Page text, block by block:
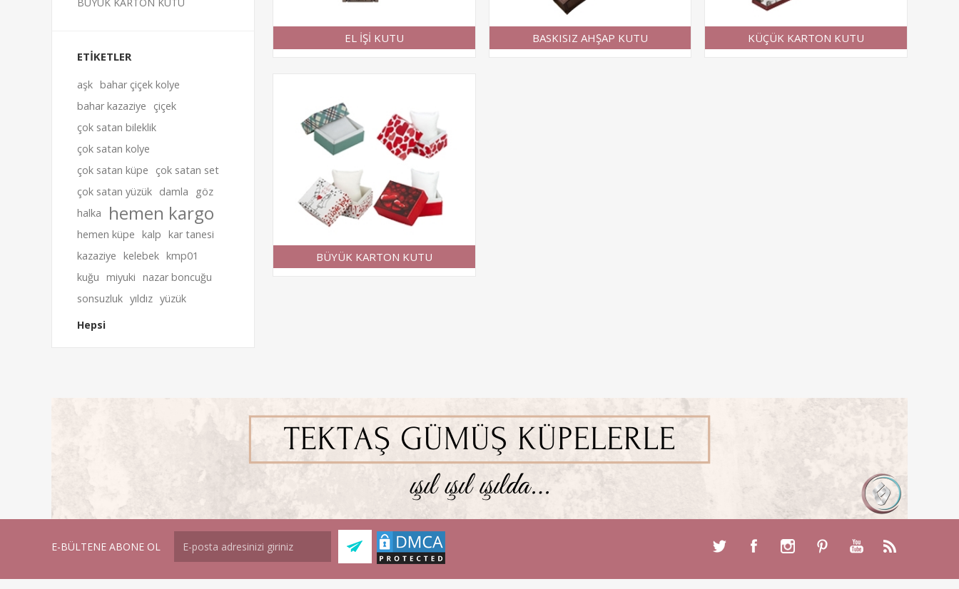
EL İŞİ KUTU BASKISIZ AHŞAP KUTU KÜÇÜK KARTON KUTU
BÜYÜK KARTON KUTU
ETİKETLER
aşk bahar çiçek kolye
bahar kazaziye
çiçek
çok satan bileklik
çok satan kolye
çok satan küpe
çok satan set
çok satan yüzük damla
göz
halka
hemen kargo
hemen küpe kalp kar tanesi
kazaziye kelebek kmp01
kuğu miyuki nazar boncuğu
sonsuzluk yıldız yüzük
Hepsi
E-BÜLTENE ABONE OL